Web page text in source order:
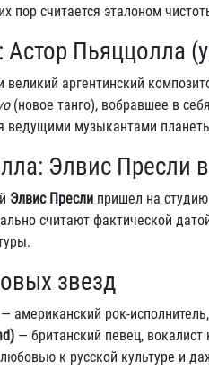
пор считается эталоном
Пьяццолла
аргентинский
(новое танго), вобравшее в
ведущими музыкантами
Элвис Пресли
Элвис Пресли пришел на
считают фактической
звезд
— американский рок-
— британский певец, вокалист
к русской культуре и